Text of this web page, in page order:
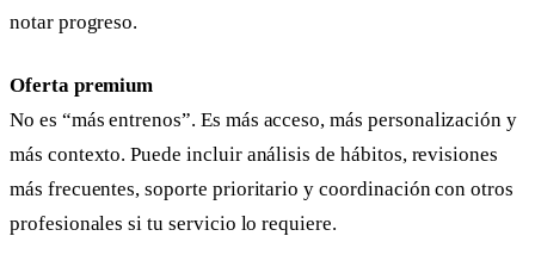
notar progreso.
Oferta premium
No es “más entrenos”. Es más acceso, más personalización y
más contexto. Puede incluir análisis de hábitos, revisiones
más frecuentes, soporte prioritario y coordinación con otros
profesionales si tu servicio lo requiere.